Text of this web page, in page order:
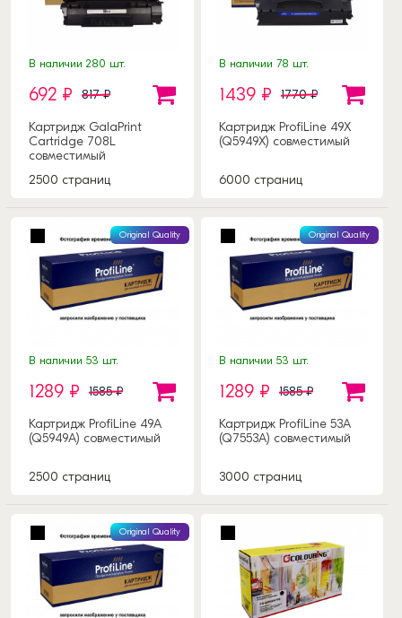
В наличии 280 шт.
692 ₽ 817 ₽
Картридж GalaPrint
Cartridge 708L
совместимый
2500 страниц
В наличии 78 шт.
1439 ₽ 1770 ₽
Картридж ProfiLine 49X
(Q5949X) совместимый
6000 страниц
Original Quality
В наличии 53 шт.
1289 ₽ 1585 ₽
Картридж ProfiLine 49A
(Q5949A) совместимый
2500 страниц
Original Quality
В наличии 53 шт.
1289 ₽ 1585 ₽
Картридж ProfiLine 53A
(Q7553A) совместимый
3000 страниц
Original Quality